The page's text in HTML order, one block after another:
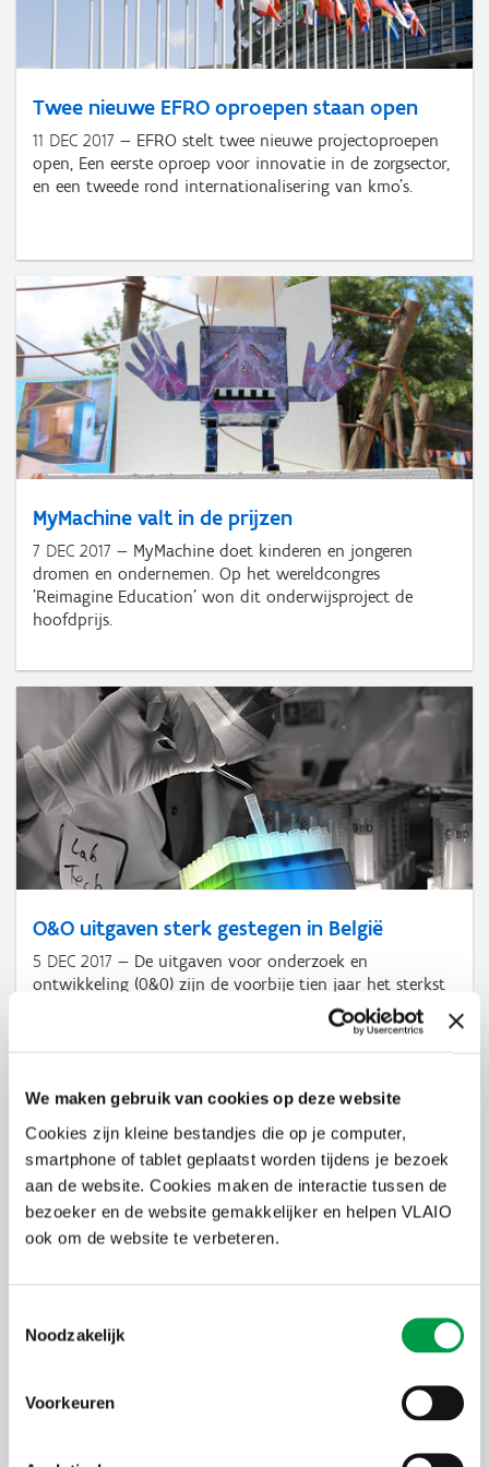
We maken gebruik van cookies op deze website
Cookies zijn kleine bestandjes die op je computer,
smartphone of tablet geplaatst worden tijdens je bezoek
aan de website. Cookies maken de interactie tussen de
bezoeker en de website gemakkelijker en helpen VLAIO
ook om de website te verbeteren.
Noodzakelijk
Voorkeuren
Twee nieuwe EFRO oproepen staan open
11 DEC 2017
EFRO stelt twee nieuwe projectoproepen
open, Een eerste oproep voor innovatie in de zorgsector,
en een tweede rond internationalisering van kmo's.
MyMachine valt in de prijzen
7 DEC 2017
MyMachine doet kinderen en jongeren
dromen en ondernemen. Op het wereldcongres
'Reimagine Education' won dit onderwijsproject de
hoofdprijs.
O&O uitgaven sterk gestegen in België
5 DEC 2017
De uitgaven voor onderzoek en
ontwikkeling (0&0) zijn de voorbije tien jaar het sterkst
Infographic week van de bedrijfsoverdracht
ondernemers aanzetten om informatie in te winnen